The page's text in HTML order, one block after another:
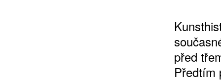
před
Předtím